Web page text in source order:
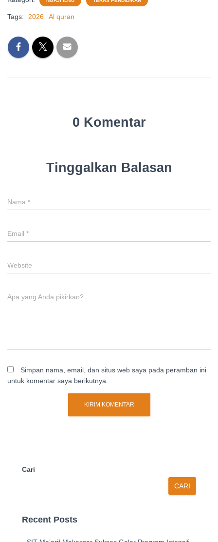
Tags: 2026 Al quran
0 Komentar
Tinggalkan Balasan
Nama *
Email *
Website
Apa yang Anda pikirkan?
Simpan nama, email, dan situs web saya pada peramban ini
untuk komentar saya berikutnya.
Cari
CARI
Recent Posts